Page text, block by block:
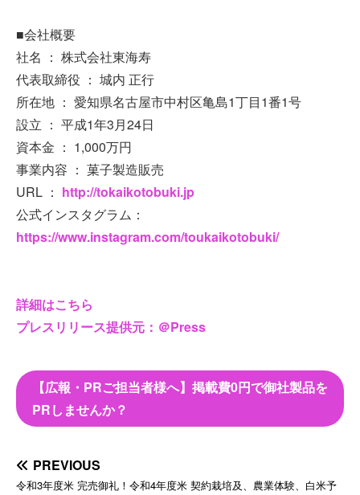
■会社概要
社名 ： 株式会社東海寿
代表取締役 ： 城内 正行
所在地 ： 愛知県名古屋市中村区亀島1丁目1番1号
設立 ： 平成1年3月24日
資本金 ： 1,000万円
事業内容 ： 菓子製造販売
URL ： http://tokaikotobuki.jp
公式インスタグラム：
https://www.instagram.com/toukaikotobuki/
詳細はこちら
プレスリリース提供元：＠Press
【広報・PRご担当者様へ】掲載費0円で御社製品を
PRしませんか？
PREVIOUS
令和3年度米 完売御礼！令和4年度米 契約栽培及、農業体験、白米予